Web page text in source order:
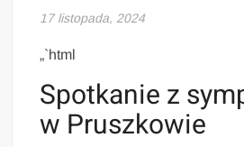
17 listopada, 2024
„`html
Spotkanie z
w Pruszkowie